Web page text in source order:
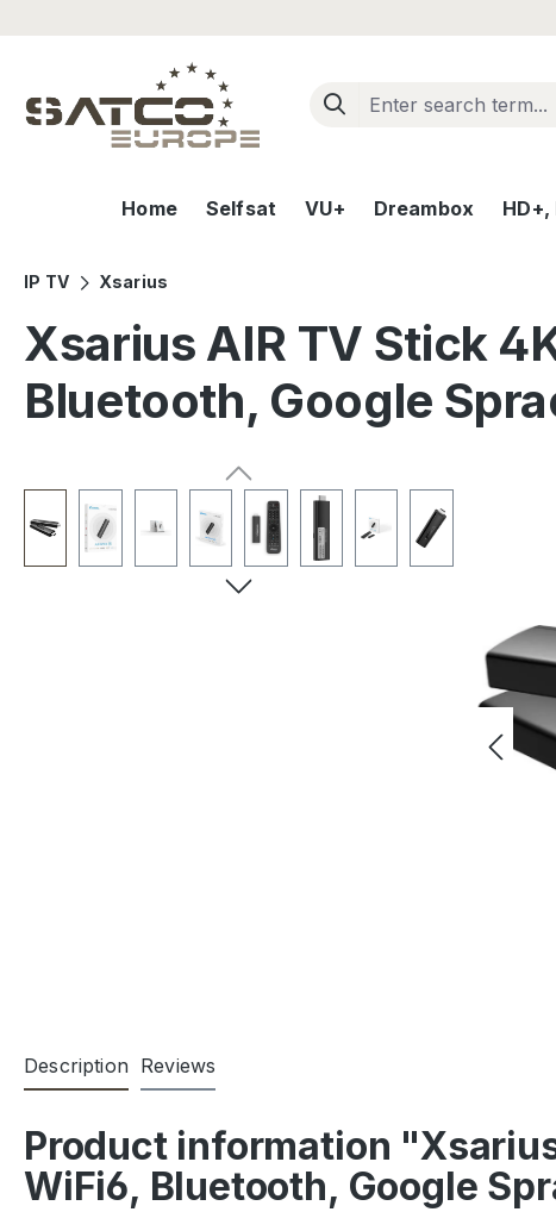
Home Selfsat VU+ Dreambox
IP TV Xsarius
Xsarius AIR TV Stick
Bluetooth, Google
Skip image gallery
Description Reviews
Product information
WiFi6, Bluetooth, Google